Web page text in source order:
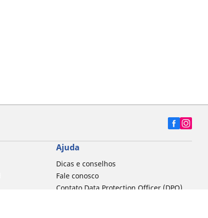
Ajuda
Dicas e conselhos
Fale conosco
Contato Data Protection Officer (DPO)